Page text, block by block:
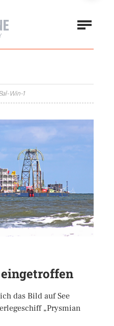
Win-1
das Bild auf See
„Prysmian